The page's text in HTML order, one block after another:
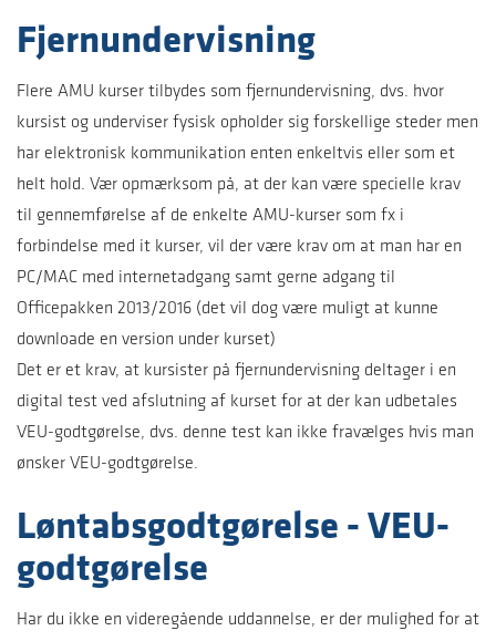
Fjernundervisning
Flere AMU kurser tilbydes som fjernundervisning, dvs. hvor
kursist og underviser fysisk opholder sig forskellige steder men
har elektronisk kommunikation enten enkeltvis eller som et
helt hold. Vær opmærksom på, at der kan være specielle krav
til gennemførelse af de enkelte AMU-kurser som fx i
forbindelse med it kurser, vil der være krav om at man har en
PC/MAC med internetadgang samt gerne adgang til
Officepakken 2013/2016 (det vil dog være muligt at kunne
downloade en version under kurset)
Det er et krav, at kursister på fjernundervisning deltager i en
digital test ved afslutning af kurset for at der kan udbetales
VEU-godtgørelse, dvs. denne test kan ikke fravælges hvis man
ønsker VEU-godtgørelse.
Løntabsgodtgørelse - VEU-
godtgørelse
Har du ikke en videregående uddannelse, er der mulighed for at